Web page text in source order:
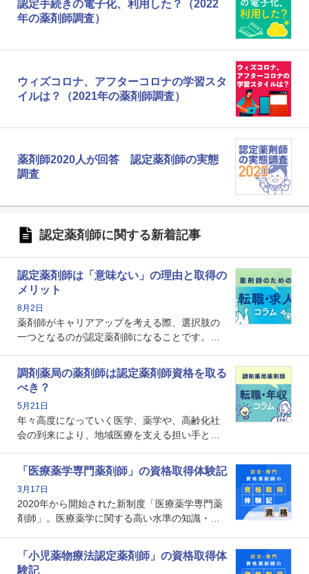
認定手続きの電子化、利用した？（2022
年の薬剤師調査）
ウィズコロナ、アフターコロナの学習スタ
イルは？（2021年の薬剤師調査）
薬剤師2020人が回答 認定薬剤師の実態
調査
認定薬剤師に関する新着記事
認定薬剤師は「意味ない」の理由と取得の
メリット
8月2日
薬剤師がキャリアアップを考える際、選択肢の
一つとなるのが認定薬剤師になることです。し
という声を聞いたことがあるかもしれません。
本記事では、認定薬剤師が「意味ない」といわ
れる理由や、取得するメリット、年収・キャリ
アへの影響を解説します。
調剤薬局の薬剤師は認定薬剤師資格を取る
べき？
5月21日
年々高度になっていく医学、薬学や、高齢化社
会の到来により、地域医療を支える担い手とし
で、重要度が増しているのが認定薬剤師という
資格です。認定薬剤師とはいったいどんな資格
なのでしょうか。それを取得するとどのような
メリットがあるのでしょうか。
「医療薬学専門薬剤師」の資格取得体験記
3月17日
2020年から開始された新制度「医療薬学専門薬
剤師」。医療薬学に関する高い水準の知識・技
剤師としての専門性を示す客観的な根拠の一つ
となります。取得要件は多岐に渡り、審査も複
「小児薬物療法認定薬剤師」の資格取得体
験記